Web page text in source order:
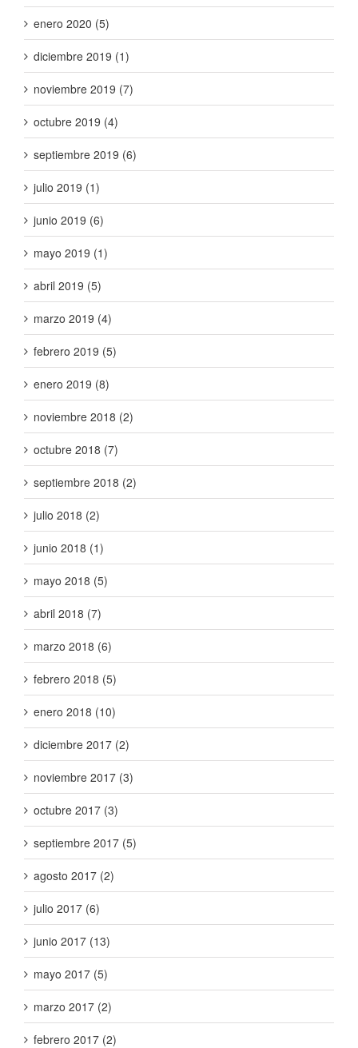
enero 2020 (5)
diciembre 2019 (1)
noviembre 2019 (7)
octubre 2019 (4)
septiembre 2019 (6)
julio 2019 (1)
junio 2019 (6)
mayo 2019 (1)
abril 2019 (5)
marzo 2019 (4)
febrero 2019 (5)
enero 2019 (8)
noviembre 2018 (2)
octubre 2018 (7)
septiembre 2018 (2)
julio 2018 (2)
junio 2018 (1)
mayo 2018 (5)
abril 2018 (7)
marzo 2018 (6)
febrero 2018 (5)
enero 2018 (10)
diciembre 2017 (2)
noviembre 2017 (3)
octubre 2017 (3)
septiembre 2017 (5)
agosto 2017 (2)
julio 2017 (6)
junio 2017 (13)
mayo 2017 (5)
marzo 2017 (2)
febrero 2017 (2)